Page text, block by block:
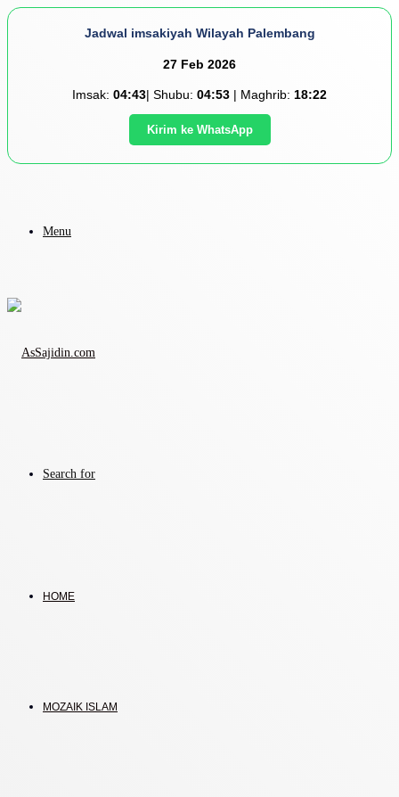
Jadwal imsakiyah Wilayah Palembang
27 Feb 2026
Imsak: 04:43| Shubu: 04:53 | Maghrib: 18:22
Kirim ke WhatsApp
Menu
Search for
HOME
MOZAIK ISLAM